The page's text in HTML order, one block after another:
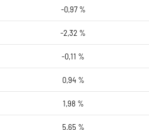
-0,97 %
-2,32 %
-0,11 %
0,94 %
1,98 %
5,65 %